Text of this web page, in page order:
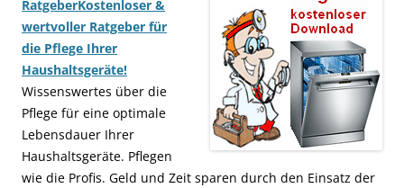
RatgeberKostenloser &
wertvoller Ratgeber für
die Pflege Ihrer
Haushaltsgeräte!
Wissenswertes über die
Pflege für eine optimale
Lebensdauer Ihrer
Haushaltsgeräte. Pflegen
wie die Profis. Geld und Zeit sparen durch den Einsatz der